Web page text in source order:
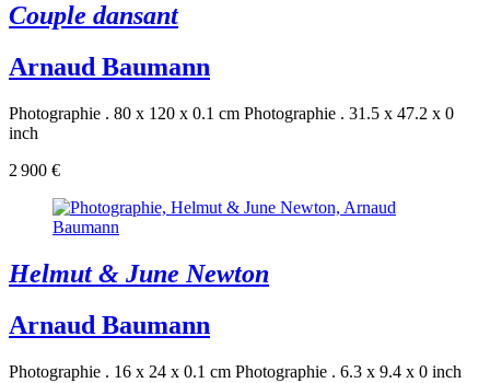
Couple dansant
Arnaud Baumann
Photographie . 80 x 120 x 0.1 cm Photographie . 31.5 x 47.2 x 0
inch
2 900 €
Helmut & June Newton
Arnaud Baumann
Photographie . 16 x 24 x 0.1 cm Photographie . 6.3 x 9.4 x 0 inch